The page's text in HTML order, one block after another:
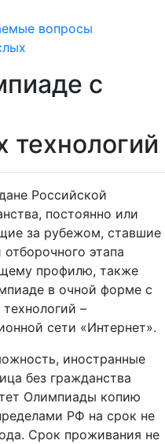
вопросы
с
технологий
Российской
постоянно или
за рубежом, ставшие
этапа
профилю, также
в очной форме с
–
сети «Интернет».
иностранные
без гражданства
Олимпиады копию
РФ на срок не
Срок проживания не